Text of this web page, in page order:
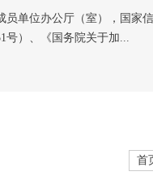
员单位办公厅（室），国
号）、《国务院关于加...
首